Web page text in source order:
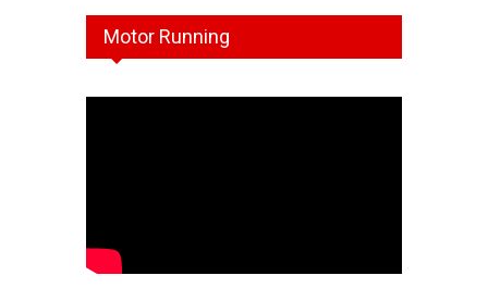
Motor Running